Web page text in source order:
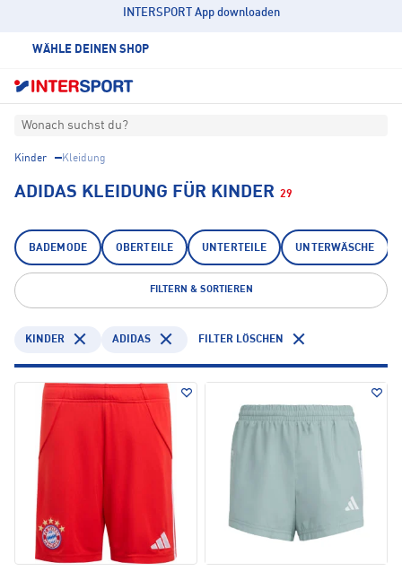
INTERSPORT App downloaden
WÄHLE DEINEN SHOP
Wonach suchst du?
Kinder Kleidung
ADIDAS KLEIDUNG FÜR KINDER 29
BADEMODE OBERTEILE UNTERTEILE UNTERWÄSCHE
FILTERN & SORTIEREN
KINDER ADIDAS FILTER LÖSCHEN